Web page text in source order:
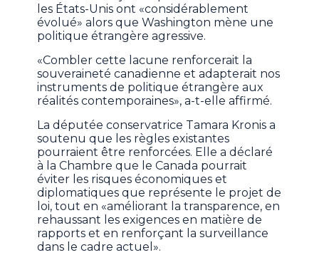
les États-Unis ont «considérablement
évolué» alors que Washington mène une
politique étrangère agressive.
«Combler cette lacune renforcerait la
souveraineté canadienne et adapterait nos
instruments de politique étrangère aux
réalités contemporaines», a-t-elle affirmé.
La députée conservatrice Tamara Kronis a
soutenu que les règles existantes
pourraient être renforcées. Elle a déclaré
à la Chambre que le Canada pourrait
éviter les risques économiques et
diplomatiques que représente le projet de
loi, tout en «améliorant la transparence, en
rehaussant les exigences en matière de
rapports et en renforçant la surveillance
dans le cadre actuel».